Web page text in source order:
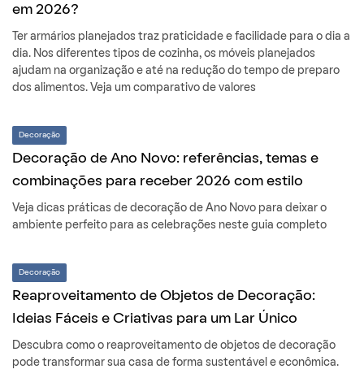
em 2026?
Ter armários planejados traz praticidade e facilidade para o dia a
dia. Nos diferentes tipos de cozinha, os móveis planejados
ajudam na organização e até na redução do tempo de preparo
dos alimentos. Veja um comparativo de valores
Decoração
Decoração de Ano Novo: referências, temas e
combinações para receber 2026 com estilo
Veja dicas práticas de decoração de Ano Novo para deixar o
ambiente perfeito para as celebrações neste guia completo
Decoração
Reaproveitamento de Objetos de Decoração:
Ideias Fáceis e Criativas para um Lar Único
Descubra como o reaproveitamento de objetos de decoração
pode transformar sua casa de forma sustentável e econômica.